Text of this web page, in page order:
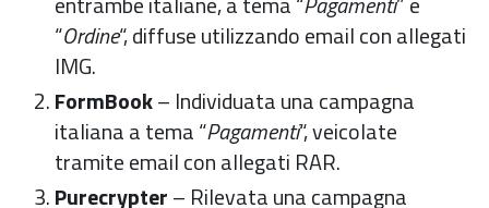
“Ordine“, diffuse utilizzando email con allegati
IMG.
FormBook– Individuata una campagna
italiana a tema “Pagamenti“, veicolate
tramite email con allegati RAR.
Purecrypter– Rilevata una campagna